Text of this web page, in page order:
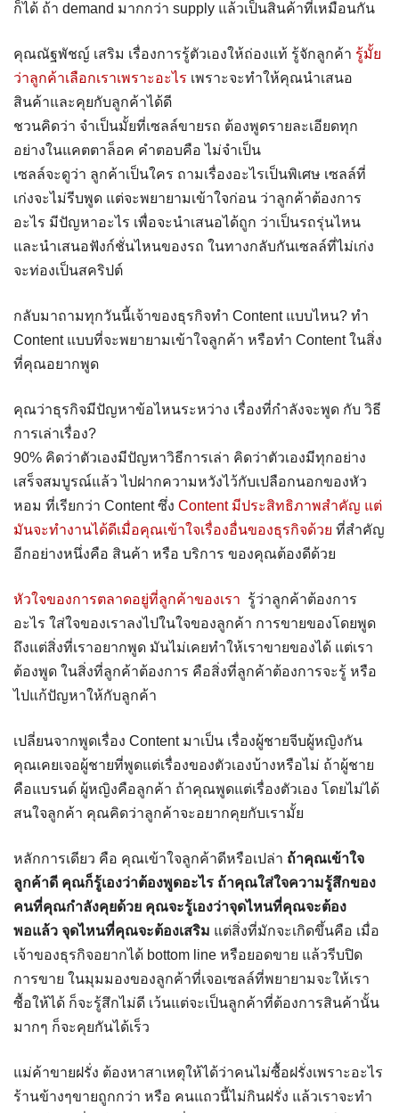
ก็ได้ ถ้า demand มากกว่า supply แล้วเป็นสินค้าที่เหมือนกัน
คุณณัฐพัชญ์ เสริม เรื่องการรู้ตัวเองให้ถ่องแท้ รู้จักลูกค้า รู้มั้ย
ว่าลูกค้าเลือกเราเพราะอะไร เพราะจะทำให้คุณนำเสนอ
สินค้าและคุยกับลูกค้าได้ดี
ชวนคิดว่า จำเป็นมั้ยที่เซลล์ขายรถ ต้องพูดรายละเอียดทุก
อย่างในแคตตาล็อค คำตอบคือ ไม่จำเป็น
เซลล์จะดูว่า ลูกค้าเป็นใคร ถามเรื่องอะไรเป็นพิเศษ เซลล์ที่
เก่งจะไม่รีบพูด แต่จะพยายามเข้าใจก่อน ว่าลูกค้าต้องการ
อะไร มีปัญหาอะไร เพื่อจะนำเสนอได้ถูก ว่าเป็นรถรุ่นไหน
และนำเสนอฟังก์ชั่นไหนของรถ ในทางกลับกันเซลล์ที่ไม่เก่ง
จะท่องเป็นสคริปต์
กลับมาถามทุกวันนี้เจ้าของธุรกิจทำ Content แบบไหน? ทำ
Content แบบที่จะพยายามเข้าใจลูกค้า หรือทำ Content ในสิ่ง
ที่คุณอยากพูด
คุณว่าธุรกิจมีปัญหาข้อไหนระหว่าง เรื่องที่กำลังจะพูด กับ วิธี
การเล่าเรื่อง?
90% คิดว่าตัวเองมีปัญหาวิธีการเล่า คิดว่าตัวเองมีทุกอย่าง
เสร็จสมบูรณ์แล้ว ไปฝากความหวังไว้กับเปลือกนอกของหัว
หอม ที่เรียกว่า Content ซึ่ง Content มีประสิทธิภาพสำคัญ แต่
มันจะทำงานได้ดีเมื่อคุณเข้าใจเรื่องอื่นของธุรกิจด้วย ที่สำคัญ
อีกอย่างหนึ่งคือ สินค้า หรือ บริการ ของคุณต้องดีด้วย
หัวใจของการตลาดอยู่ที่ลูกค้าของเรา รู้ว่าลูกค้าต้องการ
อะไร ใส่ใจของเราลงไปในใจของลูกค้า การขายของโดยพูด
ถึงแต่สิ่งที่เราอยากพูด มันไม่เคยทำให้เราขายของได้ แต่เรา
ต้องพูด ในสิ่งที่ลูกค้าต้องการ คือสิ่งที่ลูกค้าต้องการจะรู้ หรือ
ไปแก้ปัญหาให้กับลูกค้า
เปลี่ยนจากพูดเรื่อง Content มาเป็น เรื่องผู้ชายจีบผู้หญิงกัน
คุณเคยเจอผู้ชายที่พูดแต่เรื่องของตัวเองบ้างหรือไม่ ถ้าผู้ชาย
คือแบรนด์ ผู้หญิงคือลูกค้า ถ้าคุณพูดแต่เรื่องตัวเอง โดยไม่ได้
สนใจลูกค้า คุณคิดว่าลูกค้าจะอยากคุยกับเรามั้ย
หลักการเดียว คือ คุณเข้าใจลูกค้าดีหรือเปล่า ถ้าคุณเข้าใจ
ลูกค้าดี คุณก็รู้เองว่าต้องพูดอะไร ถ้าคุณใส่ใจความรู้สึกของ
คนที่คุณกำลังคุยด้วย คุณจะรู้เองว่าจุดไหนที่คุณจะต้อง
พอแล้ว จุดไหนที่คุณจะต้องเสริม แต่สิ่งที่มักจะเกิดขึ้นคือ เมื่อ
เจ้าของธุรกิจอยากได้ bottom line หรือยอดขาย แล้วรีบปิด
การขาย ในมุมมองของลูกค้าที่เจอเซลล์ที่พยายามจะให้เรา
ซื้อให้ได้ ก็จะรู้สึกไม่ดี เว้นแต่จะเป็นลูกค้าที่ต้องการสินค้านั้น
มากๆ ก็จะคุยกันได้เร็ว
แม่ค้าขายฝรั่ง ต้องหาสาเหตุให้ได้ว่าคนไม่ซื้อฝรั่งเพราะอะไร
ร้านข้างๆขายถูกกว่า หรือ คนแถวนี้ไม่กินฝรั่ง แล้วเราจะทำ